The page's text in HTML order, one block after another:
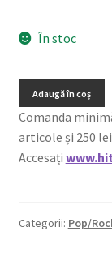
În stoc
Adaugă în coș
Comanda
articole și 250
Accesați
Categorii: Pop/